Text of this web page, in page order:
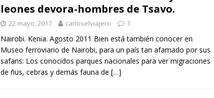
leones devora-hombres de Tsavo.
22 mayo, 2017 carloselviajero 1
Nairobi. Kenia. Agosto 2011 Bien está también conocer en
Museo ferroviario de Nairobi, para un país tan afamado por sus
safaris: Los conocidos parques nacionales para ver migraciones
de ñus, cebras y demás fauna de […]